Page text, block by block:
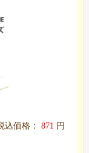
込価格： 871 円